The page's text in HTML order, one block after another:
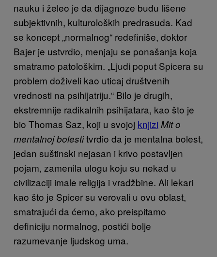
nauku i želeo je da dijagnoze budu lišene
subjektivnih, kulturoloških predrasuda. Kad
se koncept „normalnog“ redefiniše, doktor
Bajer je ustvrdio, menjaju se ponašanja koja
smatramo patološkim. „Ljudi poput Spicera su
problem doživeli kao uticaj društvenih
vrednosti na psihijatriju.“ Bilo je drugih,
ekstremnije radikalnih psihijatara, kao što je
bio Thomas Saz, koji u svojoj knjizi Mit o
mentalnoj bolestitvrdio da je mentalna bolest,
jedan suštinski nejasan i krivo postavljen
pojam, zamenila ulogu koju su nekad u
civilizaciji imale religija i vradžbine. Ali lekari
kao što je Spicer su verovali u ovu oblast,
smatrajući da ćemo, ako preispitamo
definiciju normalnog, postići bolje
razumevanje ljudskog uma.